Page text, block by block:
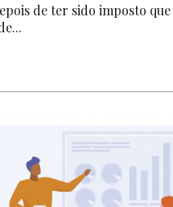
de ter sido imposto que